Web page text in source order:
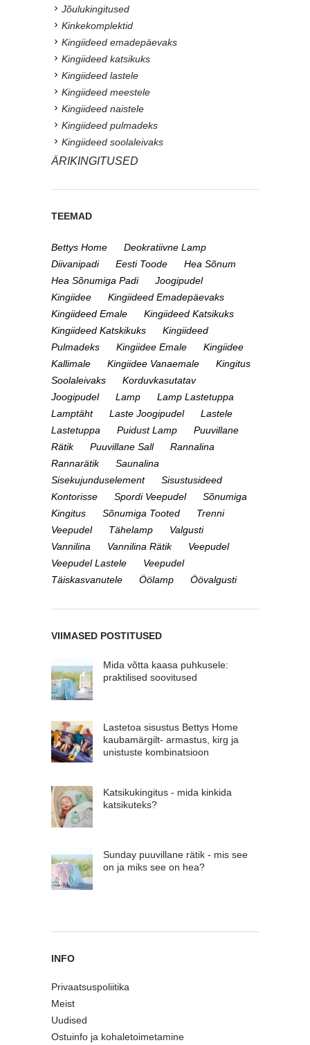
Jõulukingitused
Kinkekomplektid
Kingiideed emadepäevaks
Kingiideed katsikuks
Kingiideed lastele
Kingiideed meestele
Kingiideed naistele
Kingiideed pulmadeks
Kingiideed soolaleivaks
ÄRIKINGITUSED
TEEMAD
Bettys Home
Deokratiivne Lamp
Diivanipadi
Eesti Toode
Hea Sõnum
Hea Sõnumiga Padi
Joogipudel
Kingiidee
Kingiideed Emadepäevaks
Kingiideed Emale
Kingiideed Katsikuks
Kingiideed Katskikuks
Kingiideed
Pulmadeks
Kingiidee Emale
Kingiidee
Kallimale
Kingiidee Vanaemale
Kingitus
Soolaleivaks
Korduvkasutatav
Joogipudel
Lamp
Lamp Lastetuppa
Lamptäht
Laste Joogipudel
Lastele
Lastetuppa
Puidust Lamp
Puuvillane
Rätik
Puuvillane Sall
Rannalina
Rannarätik
Saunalina
Sisekujunduselement
Sisustusideed
Kontorisse
Spordi Veepudel
Sõnumiga
Kingitus
Sõnumiga Tooted
Trenni
Veepudel
Tähelamp
Valgusti
Vannilina
Vannilina Rätik
Veepudel
Veepudel Lastele
Veepudel
Täiskasvanutele
Öölamp Öövalgusti
VIIMASED POSTITUSED
Mida võtta kaasa puhkusele:
praktilised soovitused
Lastetoa sisustus Bettys Home
kaubamärgilt- armastus, kirg ja
unistuste kombinatsioon
Katsikukingitus - mida kinkida
katsikuteks?
Sunday puuvillane rätik - mis see
on ja miks see on hea?
INFO
Privaatsuspoliitika
Meist
Uudised
Ostuinfo ja kohaletoimetamine